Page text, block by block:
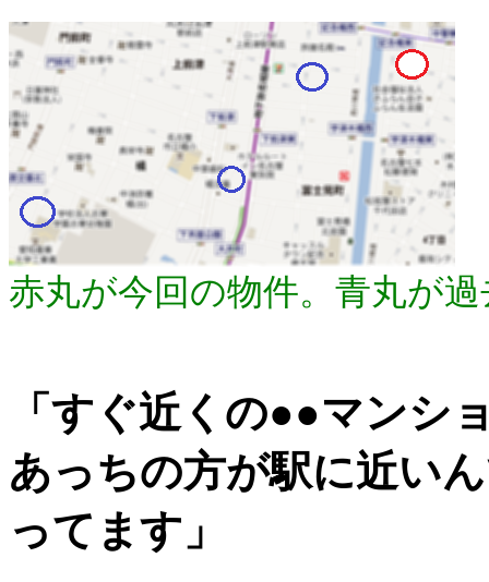
赤丸が今回の物件。青丸が
「すぐ近くの●●マンシ
あっちの方が駅に近い
ってます」